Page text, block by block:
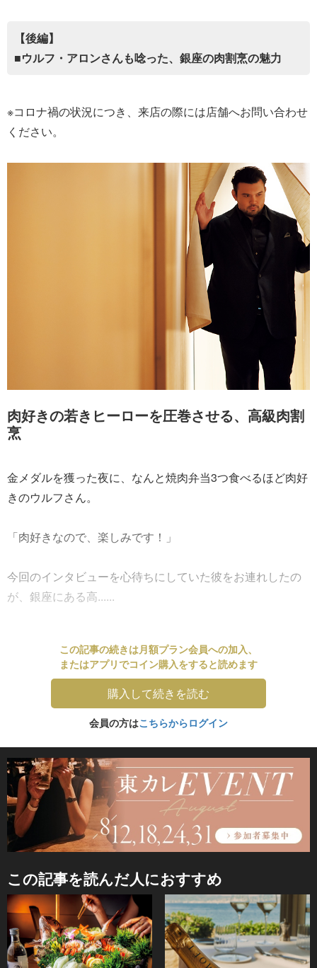
【後編】
■ウルフ・アロンさんも唸った、銀座の肉割烹の魅力
※コロナ禍の状況につき、来店の際には店舗へお問い合わせ
ください。
肉好きの若きヒーローを圧巻させる、高級肉割
烹
金メダルを獲った夜に、なんと焼肉弁当3つ食べるほど肉好
きのウルフさん。
「肉好きなので、楽しみです！」
今回のインタビューを心待ちにしていた彼をお連れしたの
が、銀座にある高......
この記事の続きは月額プラン会員への加入、
またはアプリでコイン購入をすると読めます
購入して続きを読む
会員の方はこちらからログイン
この記事を読んだ人におすすめ